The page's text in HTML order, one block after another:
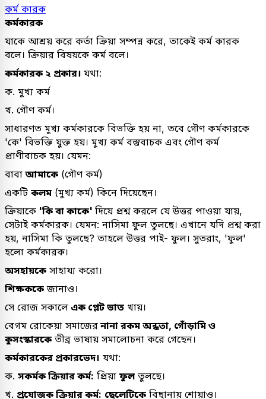
কর্ম কারক
কর্মকারক
যাকে আশ্রয় করে কর্তা ক্রিয়া সম্পন্ন করে, তাকেই কর্ম কারক
বলে। ক্রিয়ার বিষয়কে কর্ম বলে।
কর্মকারক ২ প্রকার। যথা:
ক. মুখ্য কর্ম
খ. গৌণ কর্ম।
সাধারণত মুখ্য কর্মকারকে বিভক্তি হয় না, তবে গৌণ কর্মকারকে
'কে' বিভক্তি যুক্ত হয়। মুখ্য কর্ম বস্তুবাচক এবং গৌণ কর্ম
প্রাণীবাচক হয়। যেমন:
বাবাআমাকে (গৌণ কর্ম)
একটি কলম (মুখ্য কর্ম) কিনে দিয়েছেন।
ক্রিয়াকে 'কি বা কাকে' দিয়ে প্রশ্ন করলে যে উত্তর পাওয়া যায়,
সেটাই কর্মকারক। যেমন: নাসিমা ফুল তুলছে। এখানে যদি প্রশ্ন করা
হয়, নাসিমা কি তুলছে? তাহলে উত্তর পাই- ফুল। সুতরাং, 'ফুল'
হলো কর্মকারক।
অসহায়কে সাহায্য করো।
শিক্ষককে জানাও।
সে রোজ সকালে এক প্লেট ভাত খায়।
বেগম রোকেয়া সমাজের নানা রকম অন্ধতা, গোঁড়ামি ও
কুসংস্কারকে তীব্র ভাষায় সমালোচনা করে গেছেন।
কর্মকারকের প্রকারভেদ। যথা:
ক. সকর্মক ক্রিয়ার কর্ম: প্রিয়া ফুল তুলছে।
খ. প্রযোজক ক্রিয়ার কর্ম: ছেলেটিকে বিছানায় শোয়াও।